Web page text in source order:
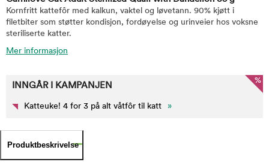
Kornfritt kattefôr med kalkun, vaktel og løvetann. 90% kjøtt i
filetbiter som støtter kondisjon, fordøyelse og urinveier hos voksne
steriliserte katter.
Mer informasjon
%
INNGÅR I KAMPANJEN
Katteuke! 4 for 3 på alt våtfôr til katt »
Produktbeskrivelse